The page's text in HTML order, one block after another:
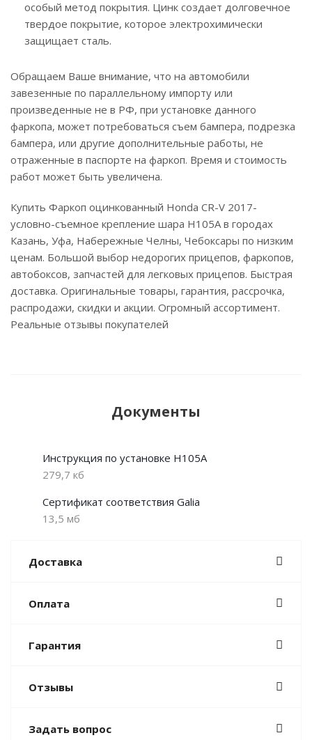
особый метод покрытия. Цинк создает долговечное
твердое покрытие, которое электрохимически
защищает сталь.
Обращаем Ваше внимание, что на автомобили
завезенные по параллельному импорту или
произведенные не в РФ, при установке данного
фаркопа, может потребоваться съем бампера, подрезка
бампера, или другие дополнительные работы, не
отраженные в паспорте на фаркоп. Время и стоимость
работ может быть увеличена.
Купить Фаркоп оцинкованный Honda CR-V 2017-
условно-съемное крепление шара H105A в городах
Казань, Уфа, Набережные Челны, Чебоксары по низким
ценам. Большой выбор недорогих прицепов, фаркопов,
автобоксов, запчастей для легковых прицепов. Быстрая
доставка. Оригинальные товары, гарантия, рассрочка,
распродажи, скидки и акции. Огромный ассортимент.
Реальные отзывы покупателей
Документы
Инструкция по установке H105A
279,7 кб
Сертификат соответствия Galia
13,5 мб
Доставка
Оплата
Гарантия
Отзывы
Задать вопрос